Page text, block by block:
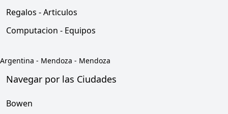
Regalos - Articulos
Computacion - Equipos
Argentina - Mendoza - Mendoza
Navegar por las Ciudades
Bowen